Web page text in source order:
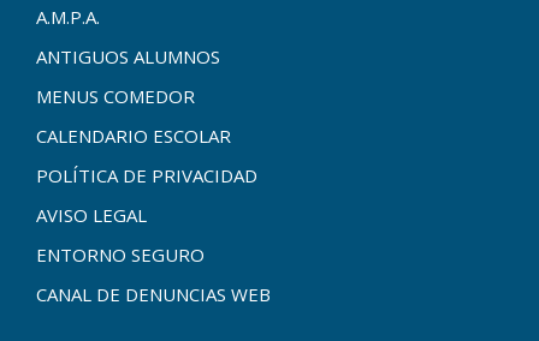
A.M.P.A.
ANTIGUOS ALUMNOS
MENUS COMEDOR
CALENDARIO ESCOLAR
POLÍTICA DE PRIVACIDAD
AVISO LEGAL
ENTORNO SEGURO
CANAL DE DENUNCIAS WEB